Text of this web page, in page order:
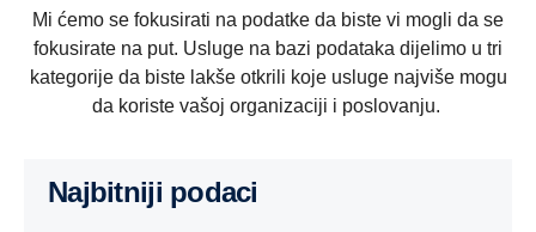
Mi ćemo se fokusirati na podatke da biste vi mogli da se
fokusirate na put. Usluge na bazi podataka dijelimo u tri
kategorije da biste lakše otkrili koje usluge najviše mogu
da koriste vašoj organizaciji i poslovanju.
Najbitniji podaci